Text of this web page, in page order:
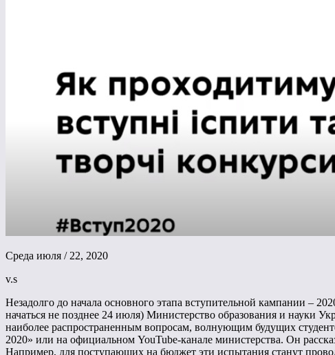
Среда июля / 22, 2020
v.s
Незадолго до начала основного этапа вступительной кампании –
начаться не позднее 24 июля) Министерство образования и науки
наиболее распространенным вопросам, волнующим будущих
2020» или на официальном YouTube-канале министерства. Он
Например, для поступающих на бюджет эти испытания станут